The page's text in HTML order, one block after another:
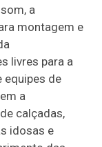
a
montagem e
livres para a
equipes de
a
calçadas,
idosas e